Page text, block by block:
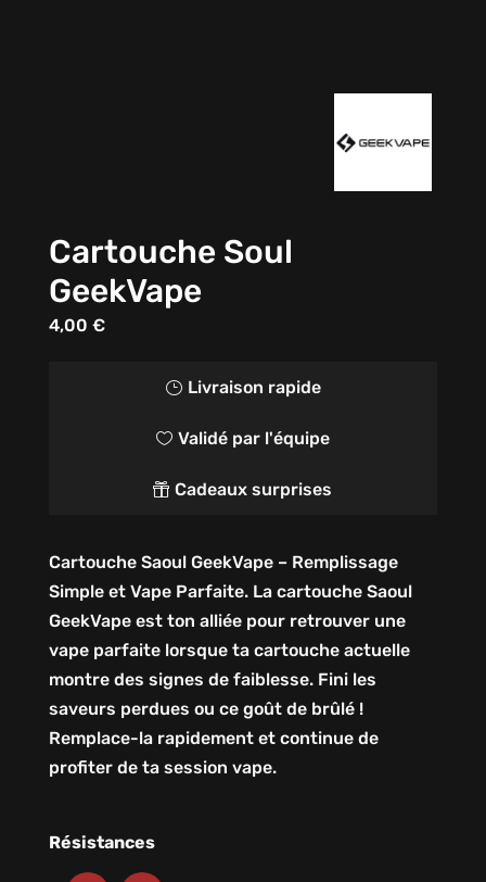
Cartouche Soul
GeekVape
4,00 €
} Livraison rapide
 Validé par l'équipe
 Cadeaux surprises
Cartouche Saoul GeekVape – Remplissage
Simple et Vape Parfaite. La cartouche Saoul
GeekVape est ton alliée pour retrouver une
vape parfaite lorsque ta cartouche actuelle
montre des signes de faiblesse. Fini les
saveurs perdues ou ce goût de brûlé !
Remplace-la rapidement et continue de
profiter de ta session vape.
Résistances